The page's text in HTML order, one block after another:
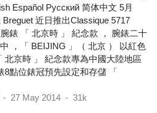
Español Pусский 简体中文 5月
Breguet 近日推出Classique 5717
錶 「 北京時 」 紀念款 ， 腕錶二十
，「 BEIJING 」（ 北京 ） 以紅色
北京時 」 紀念款專為中國大陸地區
8點位錶冠預先設定和存儲 「
27 May 2014 - 31k